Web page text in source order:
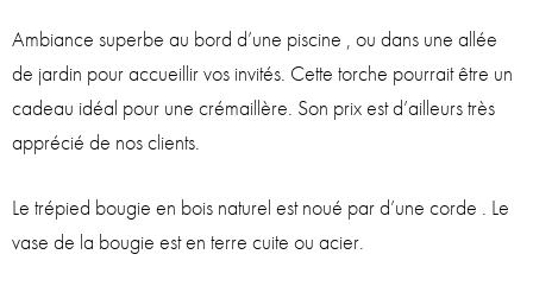
Ambiance superbe au bord d’une piscine , ou dans une allée
de jardin pour accueillir vos invités. Cette torche pourrait être un
cadeau idéal pour une crémaillère. Son prix est d’ailleurs très
apprécié de nos clients.
Le trépied bougie en bois naturel est noué par d’une corde . Le
vase de la bougie est en terre cuite ou acier.